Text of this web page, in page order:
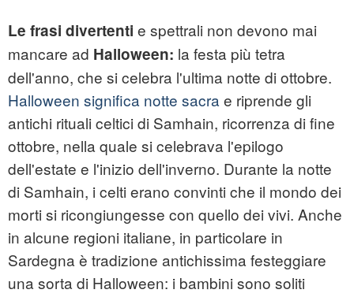
Le frasi divertenti e spettrali non devono mai
mancare ad Halloween: la festa più tetra
dell'anno, che si celebra l'ultima notte di ottobre.
Halloween significa notte sacra e riprende gli
antichi rituali celtici di Samhain, ricorrenza di fine
ottobre, nella quale si celebrava l'epilogo
dell'estate e l'inizio dell'inverno. Durante la notte
di Samhain, i celti erano convinti che il mondo dei
morti si ricongiungesse con quello dei vivi. Anche
in alcune regioni italiane, in particolare in
Sardegna è tradizione antichissima festeggiare
una sorta di Halloween: i bambini sono soliti